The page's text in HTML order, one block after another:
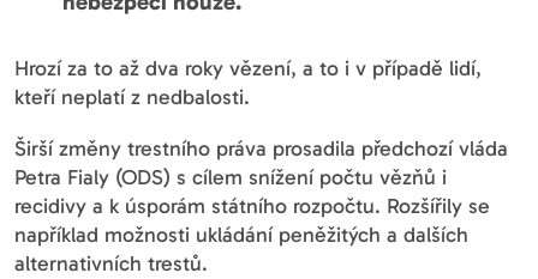
Hrozí za to až dva roky vězení, a to i v případě lidí,
kteří neplatí z nedbalosti.
Širší změny trestního práva prosadila předchozí vláda
Petra Fialy (ODS) s cílem snížení počtu vězňů i
recidivy a k úsporám státního rozpočtu. Rozšířily se
například možnosti ukládání peněžitých a dalších
alternativních trestů.